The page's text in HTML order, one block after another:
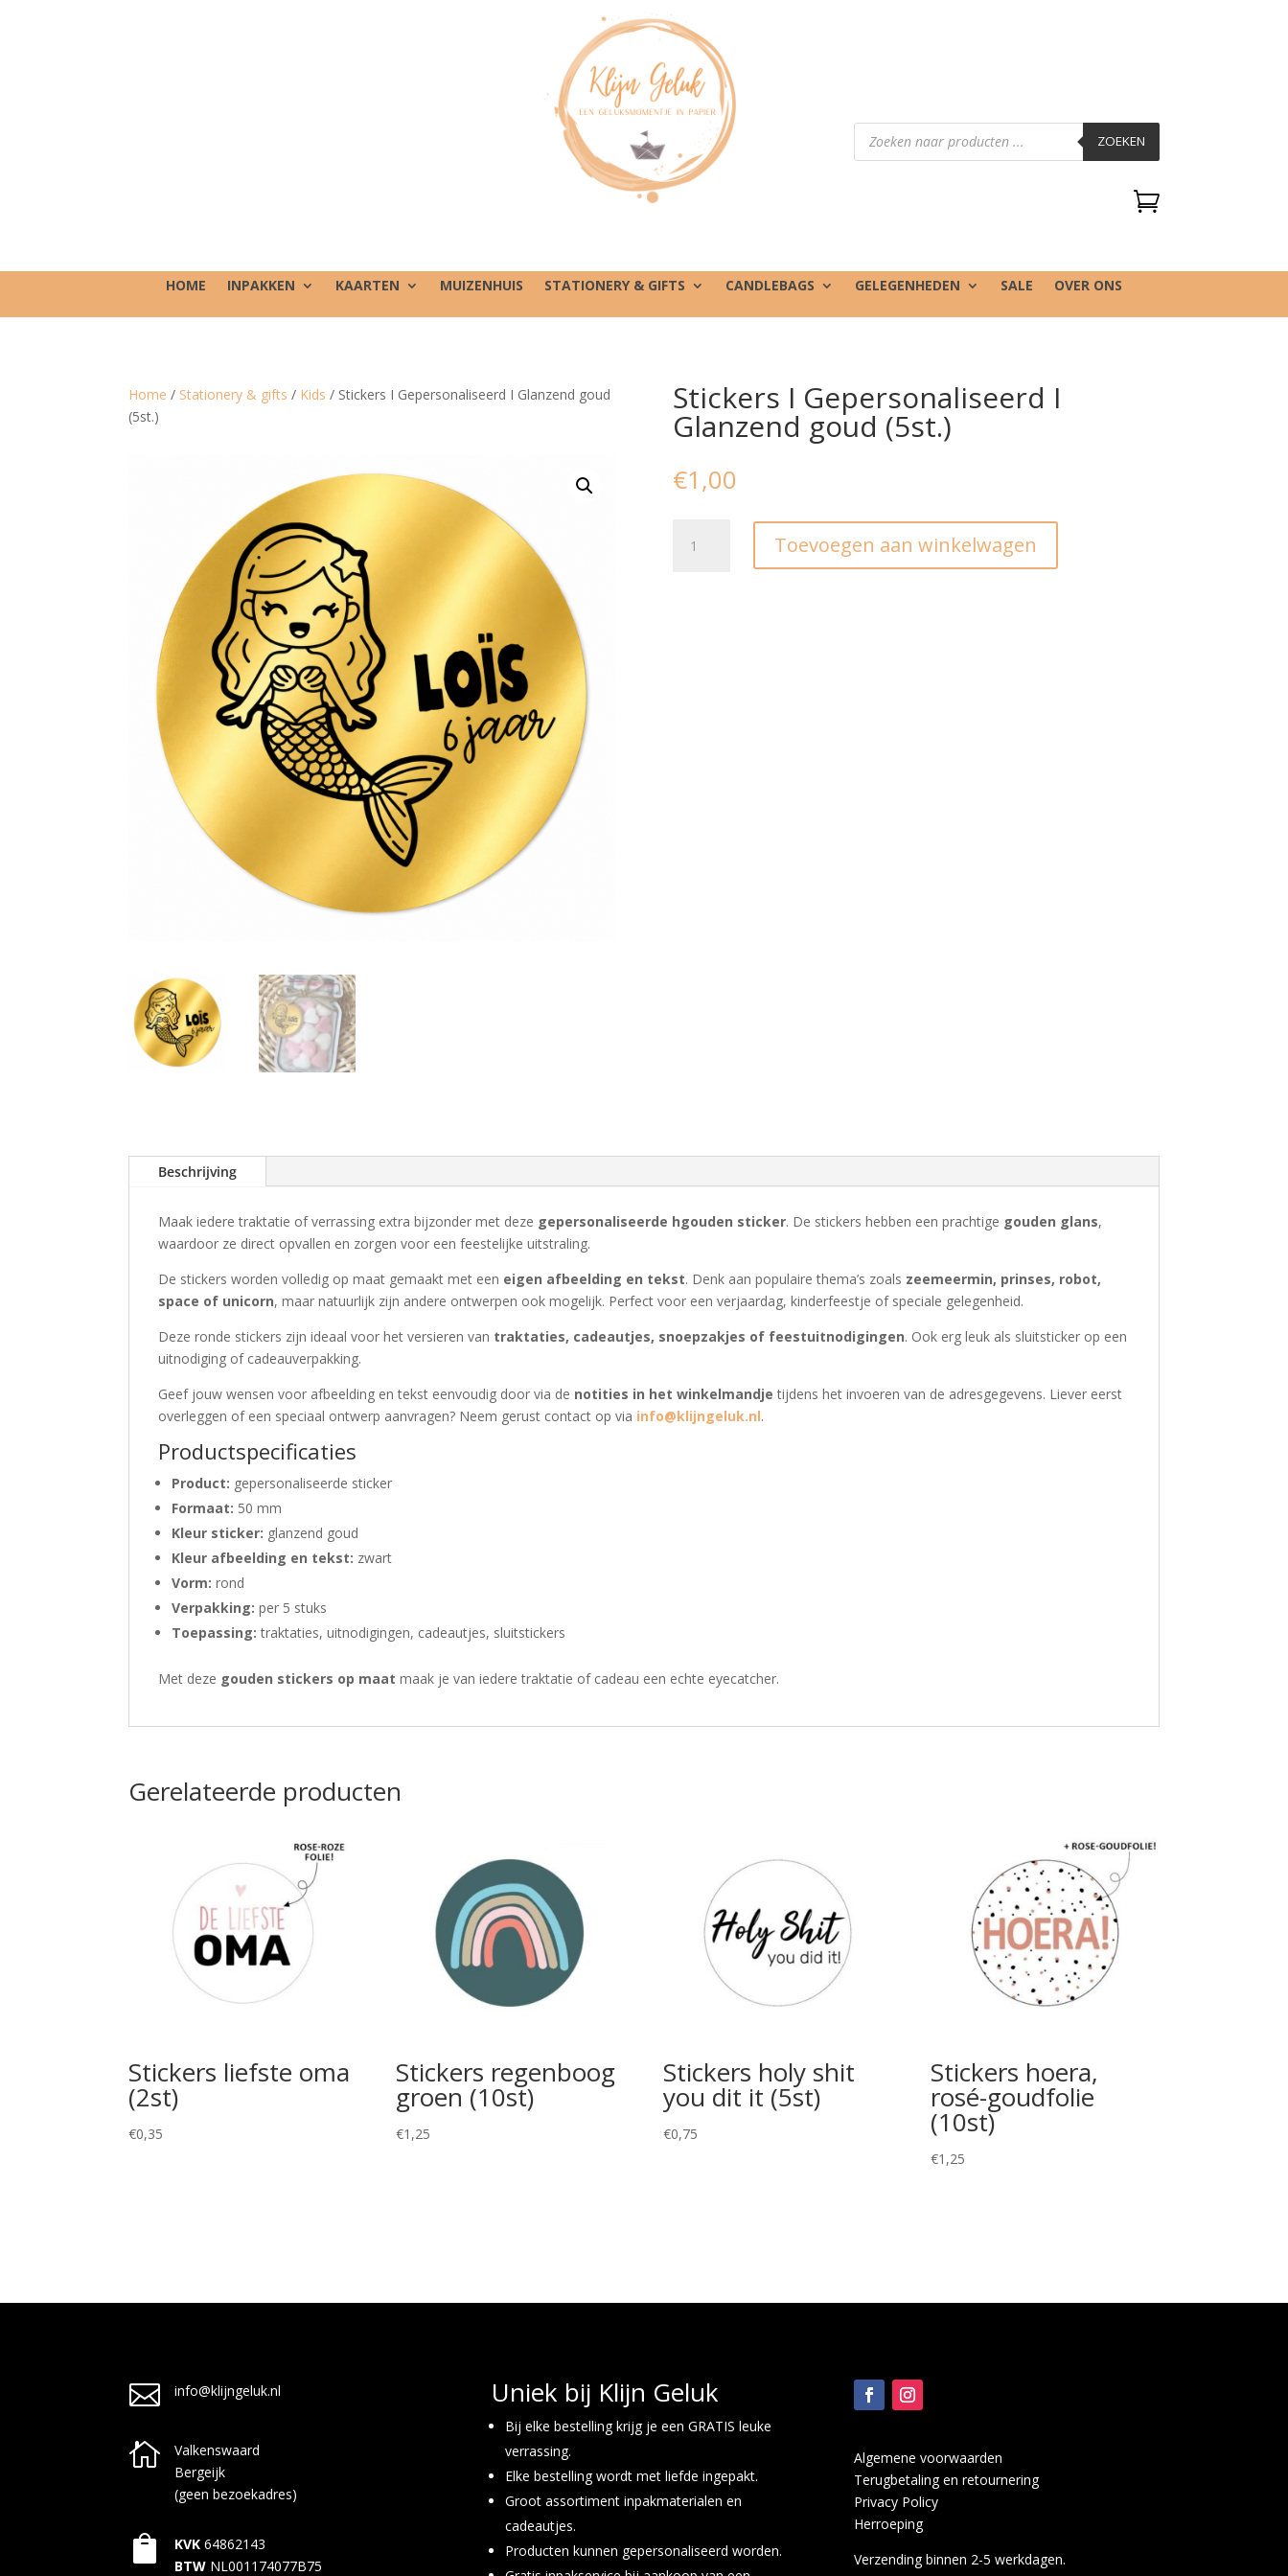
Producten
zoeken ZOEKEN

HOME INPAKKEN KAARTEN MUIZENHUIS STATIONERY & GIFTS CANDLEBAGS GELEGENHEDEN SALE OVER ONS
Home / Stationery & gifts / Kids / Stickers I Gepersonaliseerd I Glanzend goud
(5st.)
Stickers I Gepersonaliseerd I
Glanzend goud (5st.)
€1,00
Gepersonaliseerd
Toevoegen aan winkelwagen
Beschrijving
Maak iedere traktatie of verrassing extra bijzonder met deze gepersonaliseerde hgouden sticker. De stickers hebben een prachtige gouden glans,
waardoor ze direct opvallen en zorgen voor een feestelijke uitstraling.
De stickers worden volledig op maat gemaakt met een eigen afbeelding en tekst. Denk aan populaire thema’s zoals zeemeermin, prinses, robot,
space of unicorn, maar natuurlijk zijn andere ontwerpen ook mogelijk. Perfect voor een verjaardag, kinderfeestje of speciale gelegenheid.
Deze ronde stickers zijn ideaal voor het versieren van traktaties, cadeautjes, snoepzakjes of feestuitnodigingen. Ook erg leuk als sluitsticker op een
uitnodiging of cadeauverpakking.
Geef jouw wensen voor afbeelding en tekst eenvoudig door via de notities in het winkelmandje tijdens het invoeren van de adresgegevens. Liever eerst
overleggen of een speciaal ontwerp aanvragen? Neem gerust contact op via info@klijngeluk.nl.
Productspecificaties
Product: gepersonaliseerde sticker
Formaat: 50 mm
Kleur sticker: glanzend goud
Kleur afbeelding en tekst: zwart
Vorm: rond
Verpakking: per 5 stuks
Toepassing: traktaties, uitnodigingen, cadeautjes, sluitstickers
Met deze gouden stickers op maat maak je van iedere traktatie of cadeau een echte eyecatcher.
Gerelateerde producten
Stickers liefste oma
(2st)
€0,35
Stickers regenboog
groen (10st)
€1,25
Stickers holy shit
you dit it (5st)
€0,75
Stickers hoera,
rosé-goudfolie
(10st)
€1,25
 info@klijngeluk.nl

Valkenswaard
Bergeijk
(geen bezoekadres)
 KVK 64862143
BTW NL001174077B75
Uniek bij Klijn Geluk
Bij elke bestelling krijg je een GRATIS leuke
verrassing.
Elke bestelling wordt met liefde ingepakt.
Groot assortiment inpakmaterialen en
cadeautjes.
Producten kunnen gepersonaliseerd worden.
Algemene voorwaarden
Terugbetaling en retournering
Privacy Policy
Herroeping
Verzending binnen 2-5 werkdagen.